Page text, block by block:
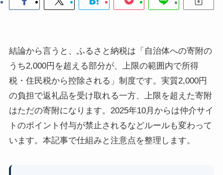
結論から言うと、ふるさと納税は「自治体への寄附の
うち2,000円を超える部分が、上限の範囲内で所得
税・住民税から控除される」制度です。実質2,000円
の負担で返礼品を受け取れる一方、上限を超えた寄附
はただの寄附になります。2025年10月からは仲介サイ
トのポイント付与が禁止されるなどルールも変わって
います。本記事で仕組みと注意点を整理します。